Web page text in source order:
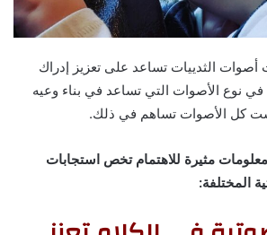
أصوات الثدييات تساعد على تعزيز إدراك
نوع الأصوات التي تساعد في بناء وعيه
كل الأصوات تساهم في ذلك.
مثيرة للاهتمام تخص استجابات
المختلفة: